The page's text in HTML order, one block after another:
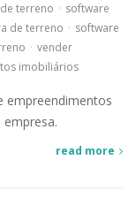
terreno · software
de terreno · software
· vender
imobiliários
empreendimentos
read more